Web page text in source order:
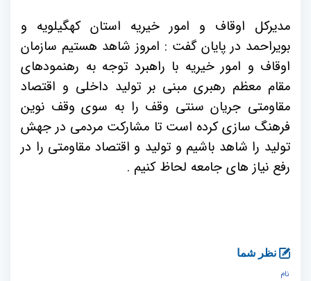
مدیرکل اوقاف و امور خیریه استان کهگیلویه و
بویراحمد در پایان گفت : امروز شاهد هستیم سازمان
اوقاف و امور خیریه با راهبرد توجه به رهنمودهای
مقام معظم رهبری مبنی بر تولید داخلی و اقتصاد
مقاومتی جریان سنتی وقف را به سوی وقف نوین
فرهنگ سازی کرده است تا مشارکت مردمی در جهش
تولید را شاهد باشیم و تولید و اقتصاد مقاومتی را در
رفع نیاز های جامعه لحاظ کنیم .
نظر شما
نام